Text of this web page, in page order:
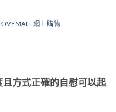
網上購物
方式正確的自慰可以起